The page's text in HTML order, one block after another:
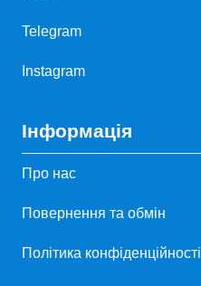
Telegram
Instagram
Інформація
Про нас
Повернення та обмін
Політика конфіденційності